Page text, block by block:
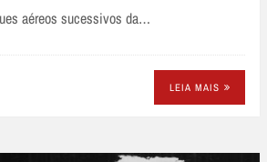
aéreos sucessivos da…
LEIA MAIS